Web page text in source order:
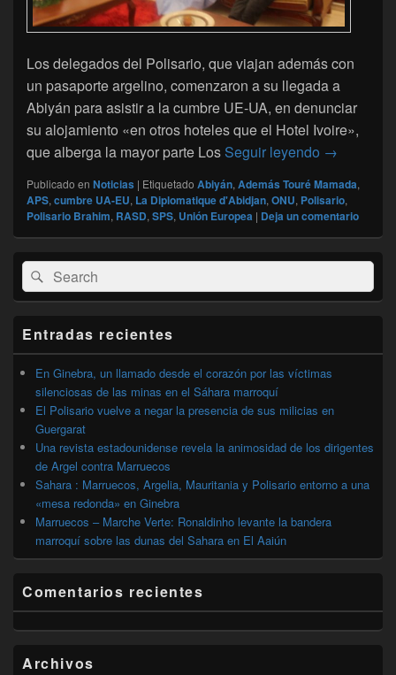
Los delegados del Polisario, que viajan además con
un pasaporte argelino, comenzaron a su llegada a
Abiyán para asistir a la cumbre UE-UA, en denunciar
su alojamiento «en otros hoteles que el Hotel Ivoire»,
que alberga la mayor parte Los Seguir leyendo El
→
Publicado en Noticias | Etiquetado Abiyán,Además Touré Mamada,
APS,cumbre UA-EU, La Diplomatique d'Abidjan,ONU, Polisario,
Polisario Brahim, RASD,SPS, Unión Europea | Deja un comentario
El
área
de
lateral
primaria
Buscar
por:
Buscar
Entradas recientes
En Ginebra, un llamado desde el corazón por las víctimas
silenciosas de las minas en el Sáhara marroquí
El Polisario vuelve a negar la presencia de sus milicias en
Guergarat
Una revista estadounidense revela la animosidad de los dirigentes
de Argel contra Marruecos
Sahara : Marruecos, Argelia, Mauritania y Polisario entorno a una
«mesa redonda» en Ginebra
Marruecos – Marche Verte: Ronaldinho levante la bandera
marroquí sobre las dunas del Sahara en El Aaiún
Comentarios recientes
Archivos